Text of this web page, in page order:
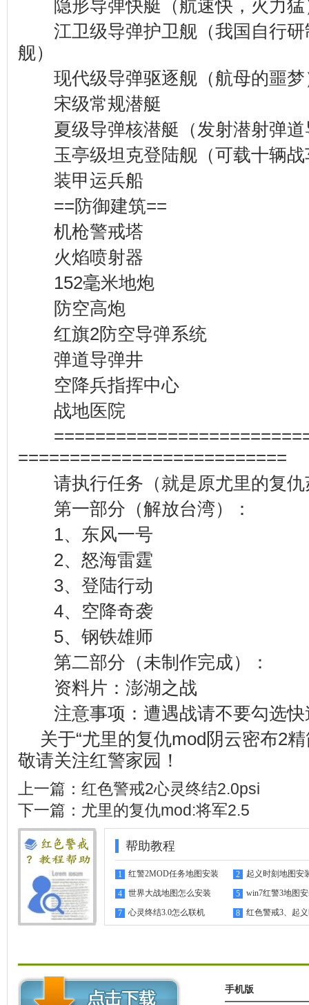
隐形导弹快艇（航速快，火力猛
江卫级导弹护卫舰（我国自行研
舰）
现代级导弹驱逐舰（航母的噩梦
宋级常规潜艇
夏级导弹核潜艇（发射潜射弹道
玉亭级坦克登陆舰（可载十辆战
装甲运兵船
==防御建筑==
机枪警戒塔
火焰喷射器
152毫米地炮
防空高炮
红旗2防空导弹系统
弹道导弹井
空降兵指挥中心
战地医院
==========================
请执行任务（就是原尤里的复仇
第一部分（解放台湾）：
1、东风一号
2、怒海雷霆
3、登陆行动
4、空降奇袭
5、钢铁雄师
第二部分（未制作完成）：
资料片：澎湖之战
注意事项：遭遇战请不要勾选快
关于“尤里的复仇mod阴云密布2
敬请关注红警家园 ！
上一篇： 红色警戒2心灵终结2.0psi
下一篇： 尤里的复仇mod:将军2.5
帮助教程
1
红警2MOD任务地图安装
指南
2 起义时刻地图安
4 世界大战地图怎么安装 5 win7红警3地图
7 心灵终结3.0怎么联机 8
红色警戒3、起
手机版